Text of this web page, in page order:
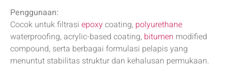
Penggunaan:
Cocok untuk filtrasi epoxycoating, polyurethane
waterproofing, acrylic-based coating, bitumen modified
compound, serta berbagai formulasi pelapis yang
menuntut stabilitas struktur dan kehalusan permukaan.